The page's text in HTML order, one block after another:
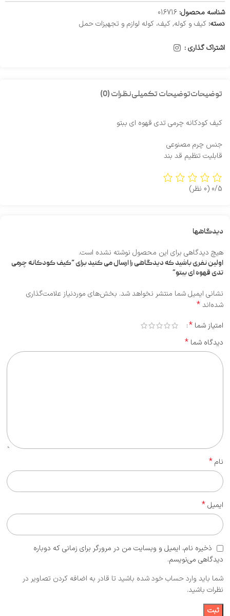
شناسه محصول: 016716
دسته: کیف و کوله,کیف، کوله لوازم و تجهیزات حمل
اشتراک گذاری :
توضیحاتتوضیحات تکمیلینظرات (0)
کیف کودکانه چرمی تدی قهوه ای ببتو
جنس چرم مصنوعی
قابلیت تنظیم قد بند
0/5 (0 نظر)
دیدگاهها
هیچ دیدگاهی برای این محصول نوشته نشده است.
اولین نفری باشید که دیدگاهی را ارسال می کنید برای “کیف کودکانه چرمی
تدی قهوه ای ببتو”
نشانی ایمیل شما منتشر نخواهد شد. بخش‌های موردنیاز علامت‌گذاری
شده‌اند*
امتیاز شما *
دیدگاه شما *
نام*
ایمیل*
ذخیره نام، ایمیل و وبسایت من در مرورگر برای زمانی که دوباره
دیدگاهی می‌نویسم.
شما باید وارد حساب خود شده باشید تا قادر به اضافه کردن تصاویر در
نظرات باشید.